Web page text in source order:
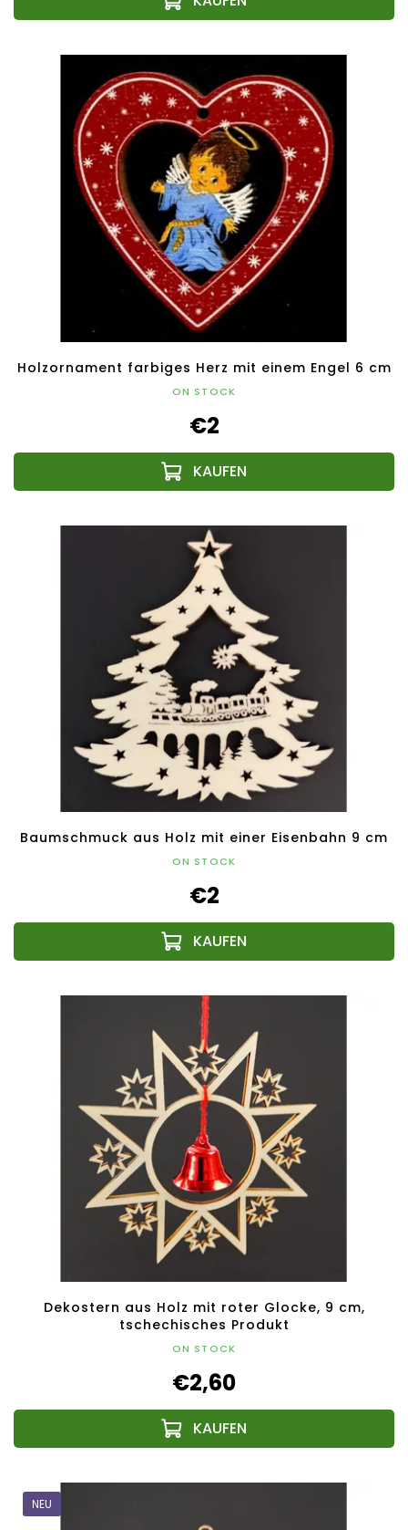
Holzornament farbiges Herz mit einem Engel 6 cm
ON STOCK
€2
Baumschmuck aus Holz mit einer Eisenbahn 9 cm
ON STOCK
€2
Dekostern aus Holz mit roter Glocke, 9 cm,
tschechisches Produkt
ON STOCK
€2,60
NEU